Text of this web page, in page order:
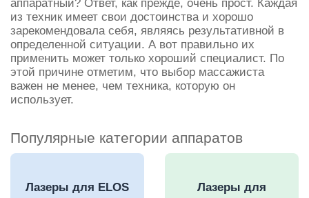
аппаратный? Ответ, как прежде, очень прост. Каждая
из техник имеет свои достоинства и хорошо
зарекомендовала себя, являясь результативной в
определенной ситуации. А вот правильно их
применить может только хороший специалист. По
этой причине отметим, что выбор массажиста
важен не менее, чем техника, которую он
использует.
Популярные категории аппаратов
Лазеры для ELOS
Лазеры для